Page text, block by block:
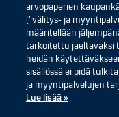
arvopaperien
("välitys- ja
määritellään
tarkoitettu jaeltavaksi
heidän
sisällössä ei pidä
ja myyntipalvelujen
Lue lisää »